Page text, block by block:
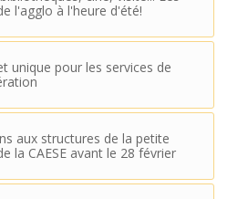
l'agglo à l'heure d'été!
unique pour les services de
aux structures de la petite
la CAESE avant le 28 février